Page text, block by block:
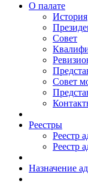
О палате
История
Совет
Совет
Реестры
Реестр
Реестр
Назначение